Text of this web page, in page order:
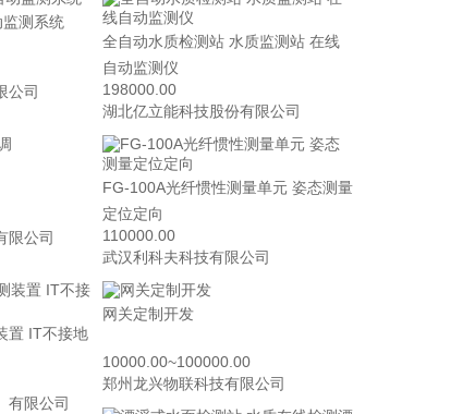
测系统
公司
全自动水质检测站 水质监测站 在线
自动监测仪
198000.00
湖北亿立能科技股份有限公司
限公司
FG-100A光纤惯性测量单元 姿态测量
定位定向
110000.00
武汉利科夫科技有限公司
置 IT不接地
有限公司
网关定制开发
10000.00~100000.00
郑州龙兴物联科技有限公司